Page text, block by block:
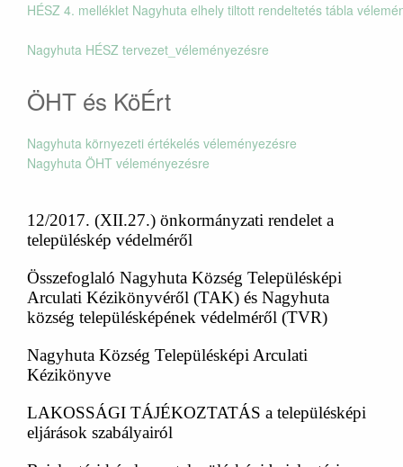
HÉSZ 4. melléklet Nagyhuta elhely tiltott rendeltetés tábla
Nagyhuta HÉSZ tervezet_véleményezésre
ÖHT és KöÉrt
Nagyhuta környezeti értékelés véleményezésre
Nagyhuta ÖHT véleményezésre
12/2017. (XII.27.) önkormányzati rendelet a
településkép védelméről
Összefoglaló Nagyhuta Község Településképi
Arculati Kézikönyvéről (TAK) és Nagyhuta
község településképének védelméről (TVR)
Nagyhuta Község Településképi Arculati
Kézikönyve
LAKOSSÁGI TÁJÉKOZTATÁS a településképi
eljárások szabályairól